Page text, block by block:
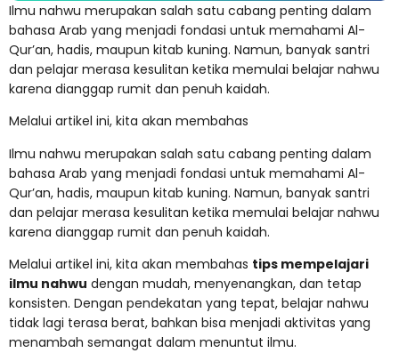
Ilmu nahwu merupakan salah satu cabang penting dalam
bahasa Arab yang menjadi fondasi untuk memahami Al-
Qur’an, hadis, maupun kitab kuning. Namun, banyak santri
dan pelajar merasa kesulitan ketika memulai belajar nahwu
karena dianggap rumit dan penuh kaidah.
Melalui artikel ini, kita akan membahas
Ilmu nahwu merupakan salah satu cabang penting dalam
bahasa Arab yang menjadi fondasi untuk memahami Al-
Qur’an, hadis, maupun kitab kuning. Namun, banyak santri
dan pelajar merasa kesulitan ketika memulai belajar nahwu
karena dianggap rumit dan penuh kaidah.
Melalui artikel ini, kita akan membahas tips mempelajari
ilmu nahwu dengan mudah, menyenangkan, dan tetap
konsisten. Dengan pendekatan yang tepat, belajar nahwu
tidak lagi terasa berat, bahkan bisa menjadi aktivitas yang
menambah semangat dalam menuntut ilmu.